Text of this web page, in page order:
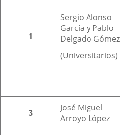
1
Sergio Alonso
García y Pablo
Delgado Gómez
(Universitarios)
3
José Miguel
Arroyo López